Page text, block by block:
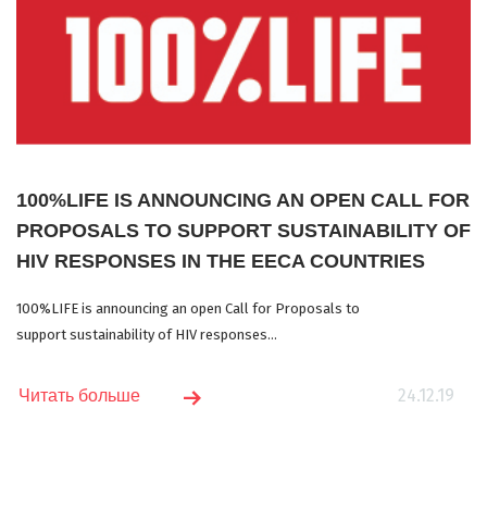
100%LIFE IS ANNOUNCING AN OPEN CALL FOR
PROPOSALS TO SUPPORT SUSTAINABILITY OF
HIV RESPONSES IN THE EECA COUNTRIES
100%LIFE is announcing an open Call for Proposals to
support sustainability of HIV responses...
24.12.19
Читать больше